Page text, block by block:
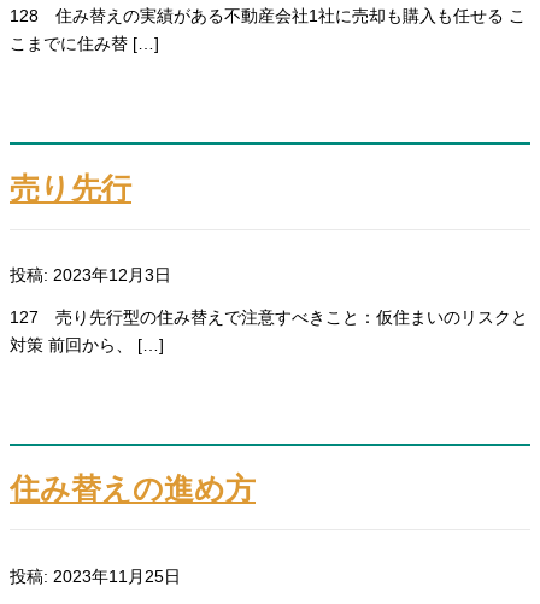
128 住み替えの実績がある不動産会社1社に売却も購入も任せる こ
こまでに住み替 […]
売り先行
投稿: 2023年12月3日
127 売り先行型の住み替えで注意すべきこと：仮住まいのリスクと
対策 前回から、 […]
住み替えの進め方
投稿: 2023年11月25日